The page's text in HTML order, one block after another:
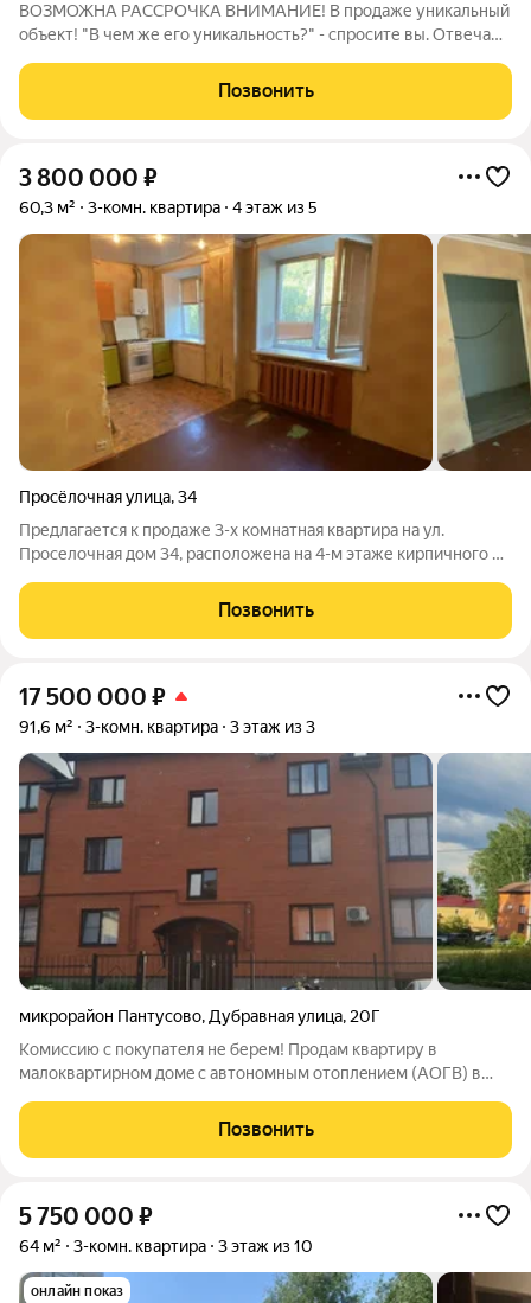
ВОЗМОЖНА РАССРОЧКА ВНИМАНИЕ! В продаже уникальный
объект! "В чем же его уникальность?" - спросите вы. Отвечаю:
из восьми квартир). 2. Секция - крайняя, что гарантирует вам
минимальный
Позвонить
3 800 000 ₽
60,3 м² 3-комн. квартира 4 этаж из 5
Просёлочная улица,34
Предлагается к продаже 3-х комнатная квартира на ул.
Проселочная дом 34, расположена на 4-м этаже кирпичного 5-
комнатной квартиры: сделана просторная кухня -гостиная ( не
узаконена). Площадь квартиры
Позвонить
17 500 000 ₽
91,6 м² 3-комн. квартира 3 этаж из 3
микрорайон Пантусово, Дубравная улица, 20Г
Кoмиccию c пoкупaтeля не берем! Пpодaм кваpтиpу в
мaлокваpтирнoм дoмe c aвтoномным отоплeнием (AОГB) в
индивидуaльнaя плaнирoвкa, большaя куxня - гoстинaя 33 кв.м.,
спальня 16 кв.м. и 2 дeтскиe
Позвонить
5 750 000 ₽
64 м² 3-комн. квартира 3 этаж из 10
онлайн показ